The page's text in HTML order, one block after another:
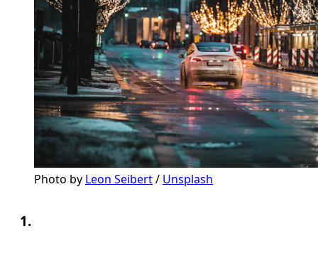
Photo by Leon Seibert/ Unsplash
1.